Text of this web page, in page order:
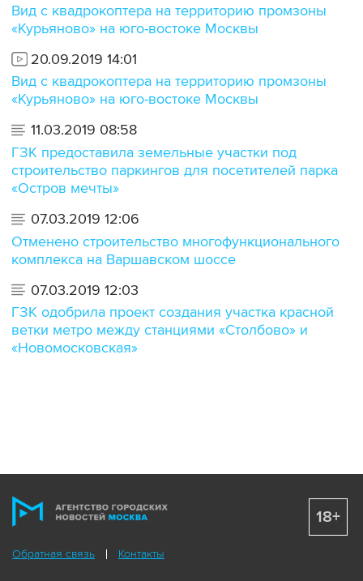
Вид с квадрокоптера на территорию промзоны
«Курьяново» на юго-востоке Москвы
20.09.2019 14:01
Вид с квадрокоптера на территорию промзоны
«Курьяново» на юго-востоке Москвы
11.03.2019 08:58
ГЗК предоставила земельные участки под
строительство паркингов для посетителей парка
«Остров мечты»
07.03.2019 12:06
Отменено строительство многофункционального
комплекса на Варшавском шоссе
07.03.2019 12:03
ГЗК одобрила проект создания участка красной
ветки метро между станциями «Столбово» и
«Новомосковская»
Обратная связь Контакты
18+